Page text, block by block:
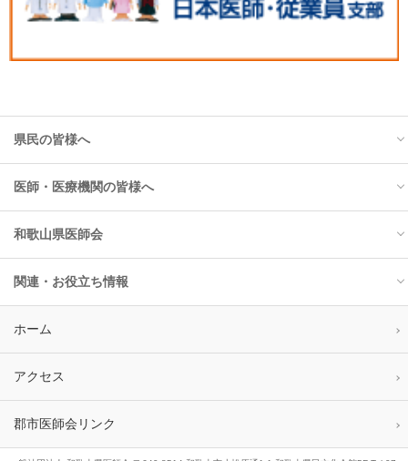
県民の皆様へ
トップ
お知らせ
インフルエンザ
花粉情報
予防接種情報
感染症情報
医師・医療機関の皆様へ
トップ
お知らせ
医師会入会のご案内
講習会・研修会
金融機関・福利厚生
和歌山県医師会
トップ
会長挨拶
執行部発足にあたって
役員のご紹介
関連・お役立ち情報
学校安全web
県内医療機関情報
介護保険情報
ホーム
アクセス
郡市医師会リンク